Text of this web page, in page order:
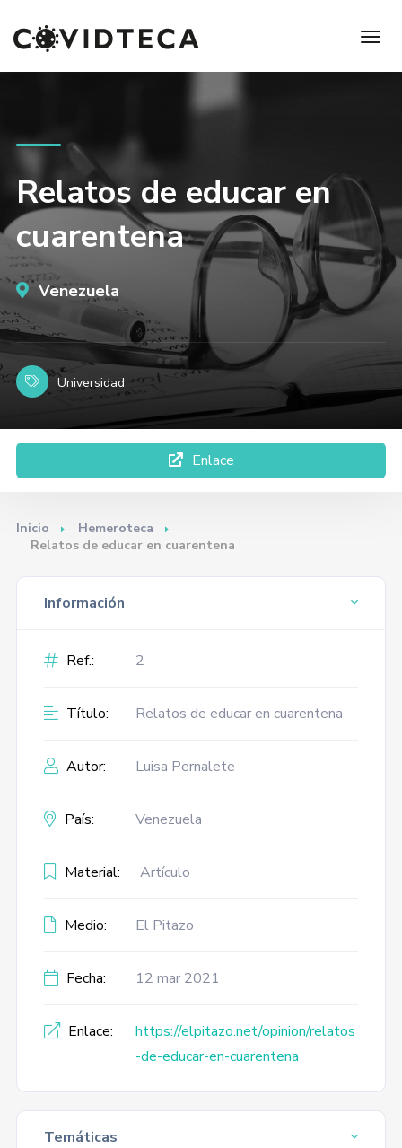
Relatos de educar en
cuarentena
Venezuela
Universidad
Enlace
Inicio
Hemeroteca
Relatos de educar en cuarentena
Información
Ref.: 2
Título: Relatos de educar en cuarentena
Autor: Luisa Pernalete
País: Venezuela
Material: Artículo
Medio: El Pitazo
Fecha: 12 mar 2021
Enlace:
https://elpitazo.net/opinion/relatos
-de-educar-en-cuarentena
Temáticas